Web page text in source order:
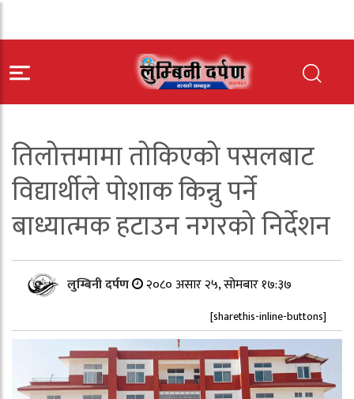
तिलोत्तमामा तोकिएको पसलबाट
विद्यार्थीले पोशाक किन्नु पर्ने
बाध्यात्मक हटाउन नगरको निर्देशन
लुम्बिनी दर्पण २०८० असार २५, सोमबार १७:३७
[sharethis-inline-buttons]